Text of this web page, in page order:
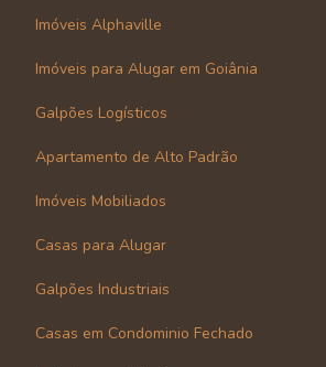
Imóveis Alphaville
Imóveis para Alugar em Goiânia
Galpões Logísticos
Apartamento de Alto Padrão
Imóveis Mobiliados
Casas para Alugar
Galpões Industriais
Casas em Condominio Fechado